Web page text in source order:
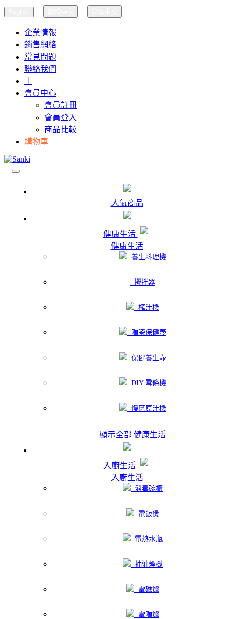
企業情報
銷售網絡
常見問題
聯絡我們
會員中心
會員註冊
會員登入
商品比較
購物車
人氣商品
健康生活
健康生活
養生料理機
攪拌器
榨汁機
陶瓷保健壺
保健養生壺
DIY 雪條機
慢磨原汁機
顯示全部 健康生活
入廚生活
入廚生活
消毒碗櫃
電飯煲
電熱水瓶
抽油煙機
電磁爐
電陶爐